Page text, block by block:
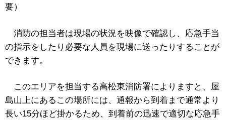
要）
消防の担当者は現場の状況を映像で確認し、応急手当
の指示をしたり必要な人員を現場に送ったりすることが
できます。
このエリアを担当する高松東消防署によりますと、屋
島山上にあるこの場所には、通報から到着まで通常より
長い15分ほど掛かるため、到着前の迅速で適切な応急手